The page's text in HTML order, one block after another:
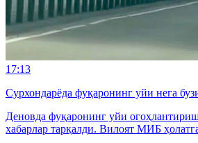
17:13
Сурхондарёда фуқаронинг уйи нега
Деновда фуқаронинг уйи
хабарлар тарқалди. Вилоят МИБ